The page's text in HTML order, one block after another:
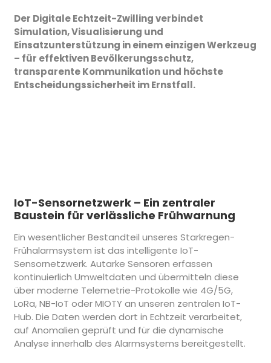
Der Digitale Echtzeit-Zwilling verbindet
Simulation, Visualisierung und
Einsatzunterstützung in einem einzigen Werkzeug
– für effektiven Bevölkerungsschutz,
transparente Kommunikation und höchste
Entscheidungssicherheit im Ernstfall.
IoT-Sensornetzwerk – Ein zentraler
Baustein für verlässliche Frühwarnung
Ein wesentlicher Bestandteil unseres Starkregen-
Frühalarmsystem ist das intelligente IoT-
Sensornetzwerk. Autarke Sensoren erfassen
kontinuierlich Umweltdaten und übermitteln diese
über moderne Telemetrie-Protokolle wie 4G/5G,
LoRa, NB-IoT oder MIOTY an unseren zentralen IoT-
Hub. Die Daten werden dort in Echtzeit verarbeitet,
auf Anomalien geprüft und für die dynamische
Analyse innerhalb des Alarmsystems bereitgestellt.